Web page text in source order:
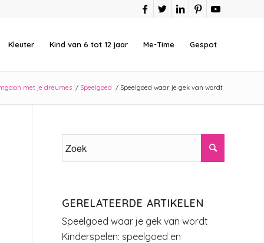
Kleuter Kind van 6 tot 12 jaar Me-Time Gespot
met je dreumes / Speelgoed / Speelgoed waar je gek van wordt
GERELATEERDE ARTIKELEN
Speelgoed waar je gek van wordt
Kinderspelen: speelgoed en